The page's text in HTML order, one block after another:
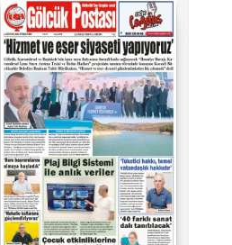
02624132333